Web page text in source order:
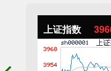
上证指数